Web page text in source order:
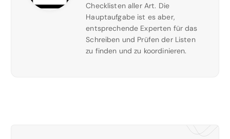
Checklisten aller Art. Die
Hauptaufgabe ist es aber,
entsprechende Experten für das
Schreiben und Prüfen der Listen
zu finden und zu koordinieren.